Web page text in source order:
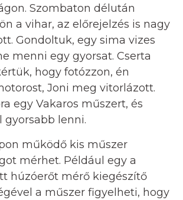
Szombaton délután
a vihar, az előrejelzés is nagy
Gondoltuk, egy sima vizes
menni egy gyorsat. Cserta
hogy fotózzon, én
Joni meg vitorlázott.
egy Vakaros műszert, és
lenni.
működő kis műszer
mérhet. Például egy a
húzóerőt mérő kiegészítő
a műszer figyelheti, hogy